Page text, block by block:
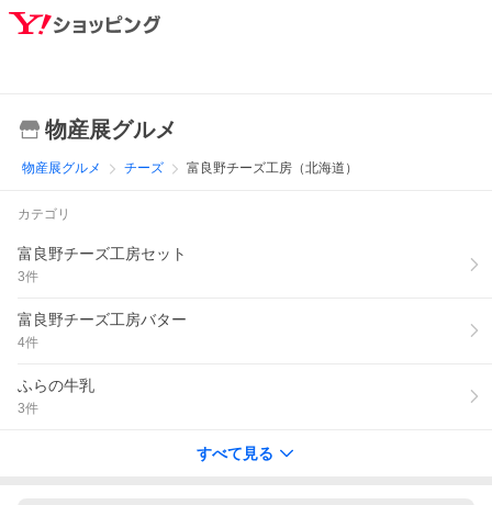
物産展グルメ
物産展グルメ チーズ 富良野チーズ工房（北海道）
カテゴリ
富良野チーズ工房セット
3件
富良野チーズ工房バター
4件
ふらの牛乳
3件
すべて見る